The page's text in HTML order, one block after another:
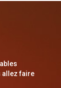
allez faire